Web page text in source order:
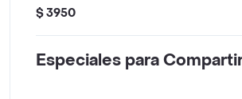
queso crema y pollo (sin nori).
$ 3950
Especiales para